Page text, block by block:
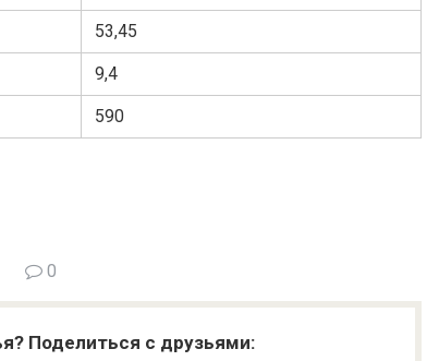
53,45
9,4
590
0
Поделиться с друзьями: